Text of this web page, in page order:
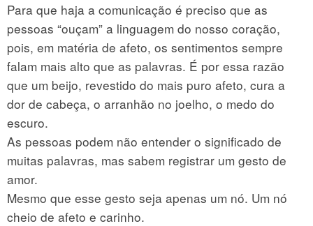
Para que haja a comunicação é preciso que as
pessoas “ouçam” a linguagem do nosso coração,
pois, em matéria de afeto, os sentimentos sempre
falam mais alto que as palavras. É por essa razão
que um beijo, revestido do mais puro afeto, cura a
dor de cabeça, o arranhão no joelho, o medo do
escuro.
As pessoas podem não entender o significado de
muitas palavras, mas sabem registrar um gesto de
amor.
Mesmo que esse gesto seja apenas um nó. Um nó
cheio de afeto e carinho.